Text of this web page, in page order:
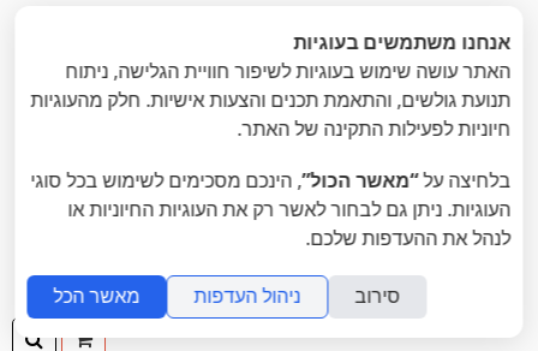
ההזמנה
אנחנו משתמשים בעוגיות
האתר עושה שימוש בעוגיות לשיפור חוויית הגלישה, ניתוח
תנועת גולשים, והתאמת תכנים והצעות אישיות. חלק מהעוגיות
חיוניות לפעילות התקינה של האתר.
בלחיצה על“מאשר הכול”, הינכם מסכימים לשימוש בכל סוגי
העוגיות. ניתן גם לבחור לאשר רק את העוגיות החיוניות או
לנהל את ההעדפות שלכם.
סירוב ניהול העדפות מאשר הכל